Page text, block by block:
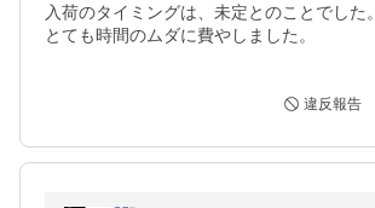
入荷のタイミングは、未定とのことでした。
とても時間のムダに費やしました。
違反報告